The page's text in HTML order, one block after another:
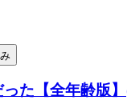
た【全年齢版